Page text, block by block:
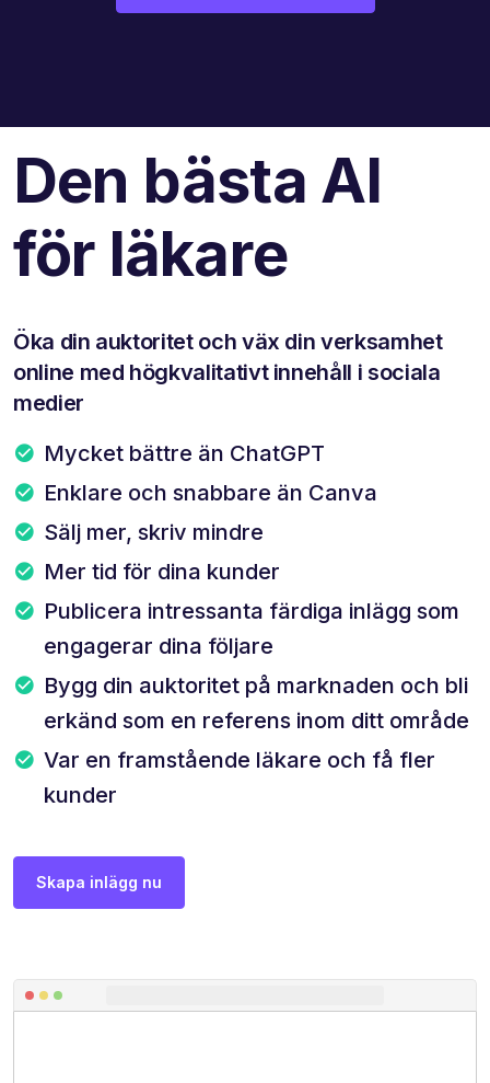
Den bästa AI
för läkare
Öka din auktoritet och väx din verksamhet
online med högkvalitativt innehåll i sociala
medier
Mycket bättre än ChatGPT
Enklare och snabbare än Canva
Sälj mer, skriv mindre
Mer tid för dina kunder
Publicera intressanta färdiga inlägg som
engagerar dina följare
Bygg din auktoritet på marknaden och bli
erkänd som en referens inom ditt område
Var en framstående läkare och få fler
kunder
Skapa inlägg nu